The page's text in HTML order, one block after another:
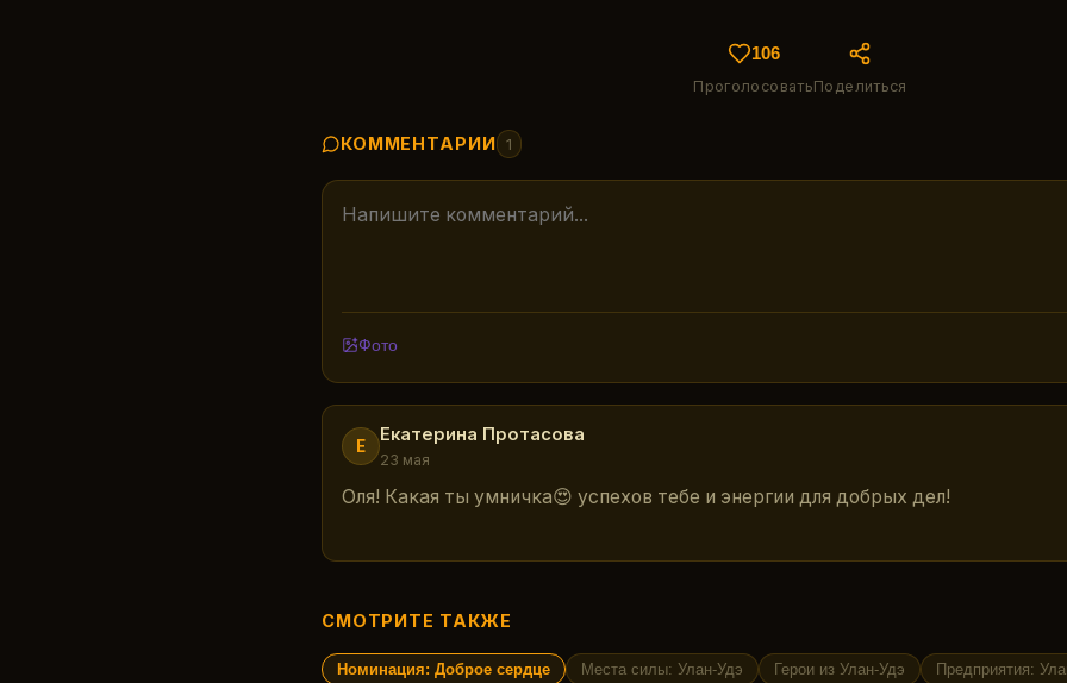
106
ПроголосоватьПоделиться
КОММЕНТАРИИ 1
Фото
Е
Екатерина Протасова
23 мая
Оля! Какая ты умничка😍 успехов тебе и энергии для добрых дел!
СМОТРИТЕ ТАКЖЕ
Номинация: Доброе сердце Места силы: Улан-Удэ Герои из Улан-Удэ Предприятия: